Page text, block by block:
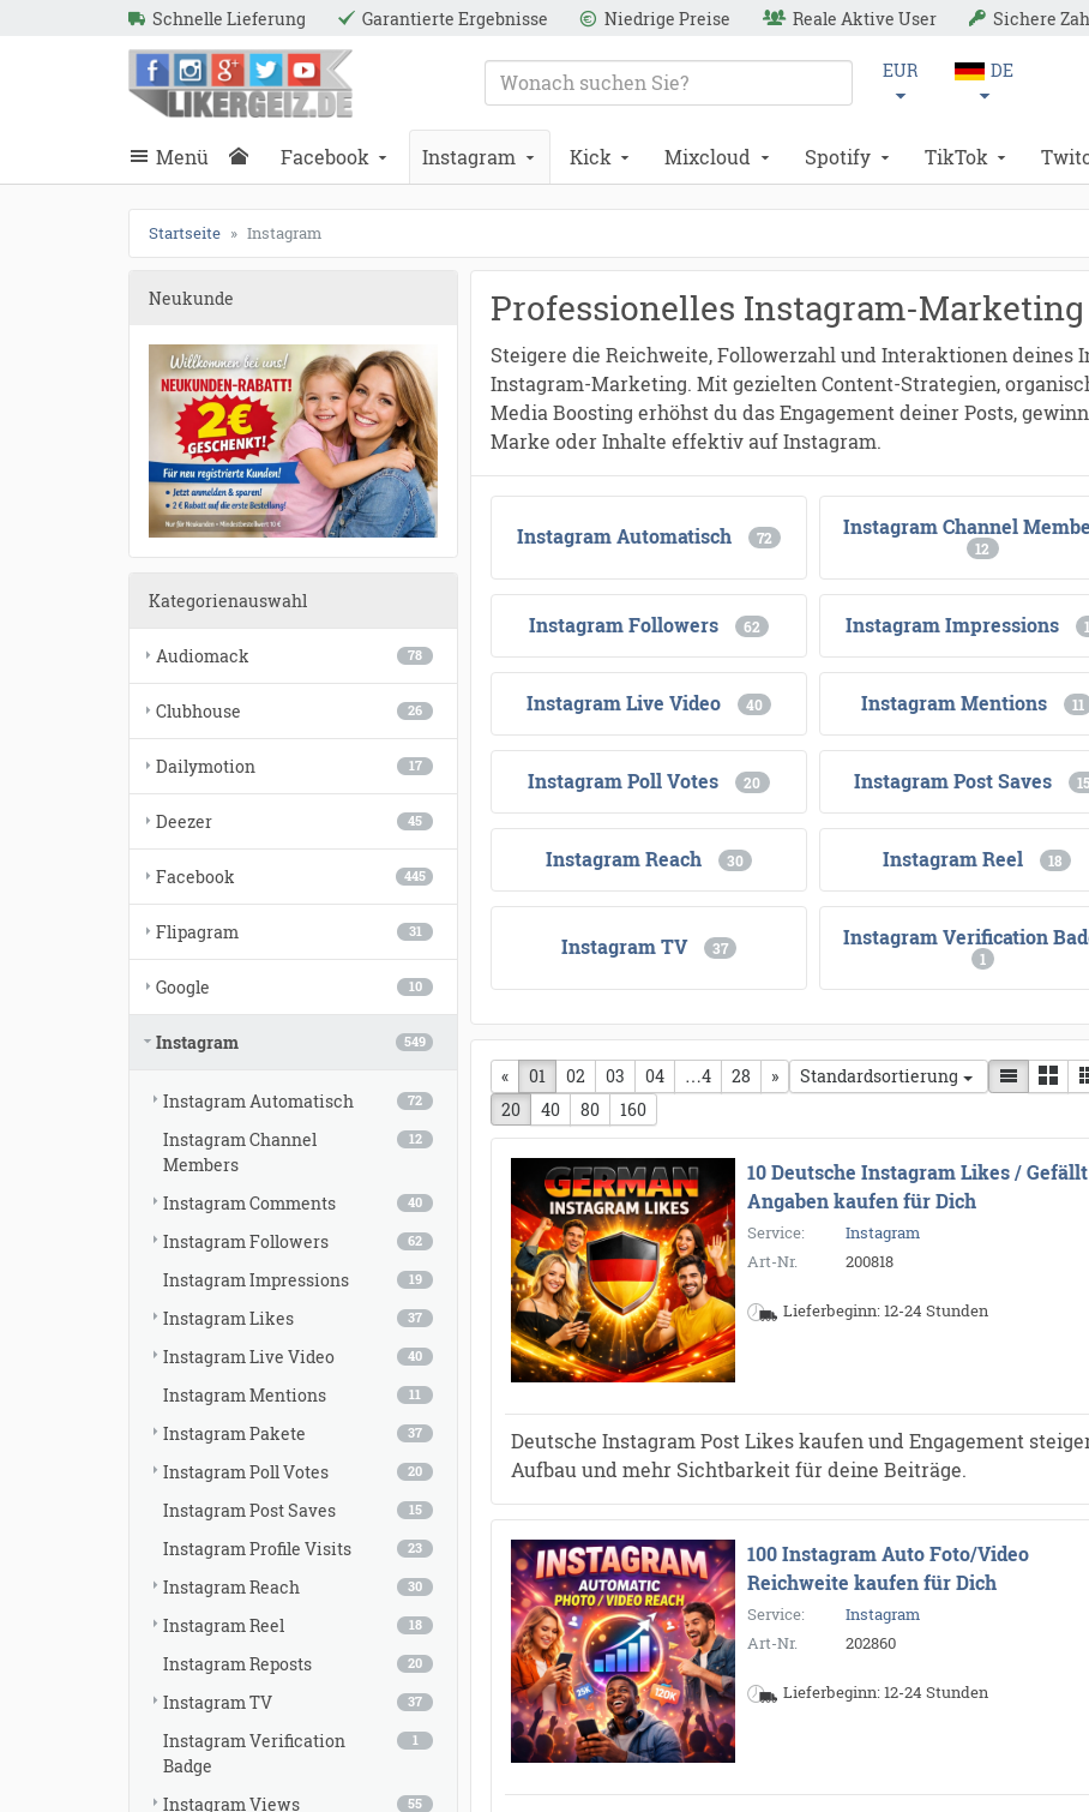
Schnelle Lieferung Garantierte Ergebnisse Niedrige Preise Reale Aktive User Sichere
schließen
Suche
EUR
DE
Menü Facebook Instagram Kick Mixcloud Spotify TikTok
Startseite Instagram
Professionelles Instagram-
Steigere die Reichweite, Followerzahl und Interaktionen deines
Instagram-Marketing. Mit gezielten Content-Strategien,
Media Boosting erhöhst du das Engagement deiner Posts,
Marke oder Inhalte effektiv auf Instagram.
Instagram Automatisch 72 Instagram Channel
12
Instagram Followers 62 Instagram Impressions
Instagram Live Video 40 Instagram Mentions 11
Instagram Poll Votes 20 Instagram Post Saves 15
Instagram Reach 30 Instagram Reel 18
Instagram TV 37 Instagram Verification
1
« vorherige Seite
01 02 03 04 …4 28 nächste Seite
»
Standardsortierung
20
40 80 160
10 Deutsche Instagram Likes /
Angaben kaufen für Dich
Service:
Instagram
Art-Nr.
200818
Lieferbeginn: 12-24 Stunden
Deutsche Instagram Post Likes kaufen und Engagement
Aufbau und mehr Sichtbarkeit für deine Beiträge.
100 Instagram Auto Foto/Video
Reichweite kaufen für Dich
Service:
Instagram
Art-Nr.
202860
Lieferbeginn: 12-24 Stunden
Neukunde
Kategorienauswahl
78
Audiomack
26
Clubhouse
17
Dailymotion
45
Deezer
445
Facebook
31
Flipagram
10
Google
549
Instagram
72
Instagram Automatisch
12
Instagram Channel
Members
40
Instagram Comments
62
Instagram Followers
19
Instagram Impressions
37
Instagram Likes
40
Instagram Live Video
11
Instagram Mentions
37
Instagram Pakete
20
Instagram Poll Votes
15
Instagram Post Saves
23
Instagram Profile Visits
30
Instagram Reach
18
Instagram Reel
20
Instagram Reposts
37
Instagram TV
1
Instagram Verification
Badge
55
Instagram Views